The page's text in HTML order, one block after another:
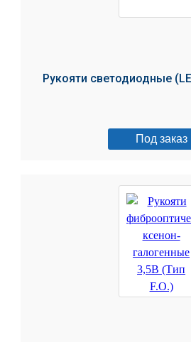
Рукояти светодиодные
Под заказ